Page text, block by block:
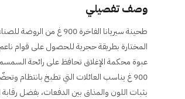
وصف تفصيلي
طحينة سيريانا
المختارة بطريقة حجرية للحصول على قوام
عبوة محكمة الإغلاق تحافظ على رائحة
900 غ يناسب العائلات التي تطبخ بانتظام
بثبات اللون والمذاق بين الدفعات، بفضل